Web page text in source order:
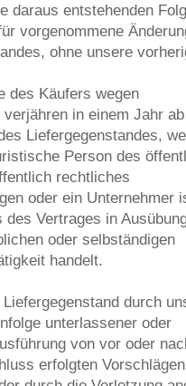
daraus entstehenden
vorgenommene
ohne unsere
des Käufers wegen
verjähren in einem Jahr ab
Liefergegenstandes,
Person des
rechtliches
oder ein Unternehmer
des Vertrages in
oder selbständigen
handelt.
durch
unterlassener oder
von vor oder
erfolgten